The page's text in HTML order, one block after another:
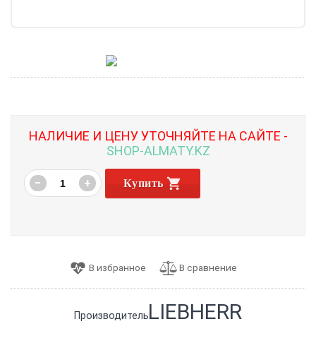
НАЛИЧИЕ И ЦЕНУ УТОЧНЯЙТЕ НА САЙТЕ -
SHOP-ALMATY.KZ
− + Купить
Производитель:LIEBHERR